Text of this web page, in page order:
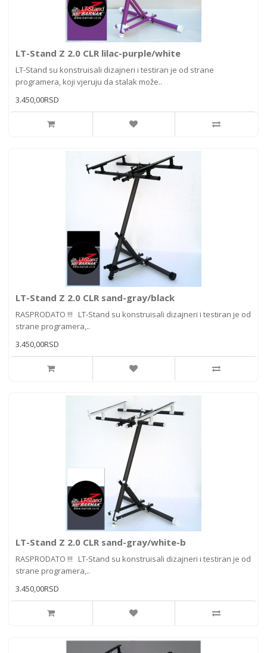
LT-Stand Z 2.0 CLR lilac-purple/white
LT-Stand su konstruisali dizajneri i testiran je od strane
programera, koji vjeruju da stalak može..
3.450,00RSD
LT-Stand Z 2.0 CLR sand-gray/black
RASPRODATO !!! LT-Stand su konstruisali dizajneri i testiran je od
strane programera,..
3.450,00RSD
LT-Stand Z 2.0 CLR sand-gray/white-b
RASPRODATO !!! LT-Stand su konstruisali dizajneri i testiran je od
strane programera,..
3.450,00RSD